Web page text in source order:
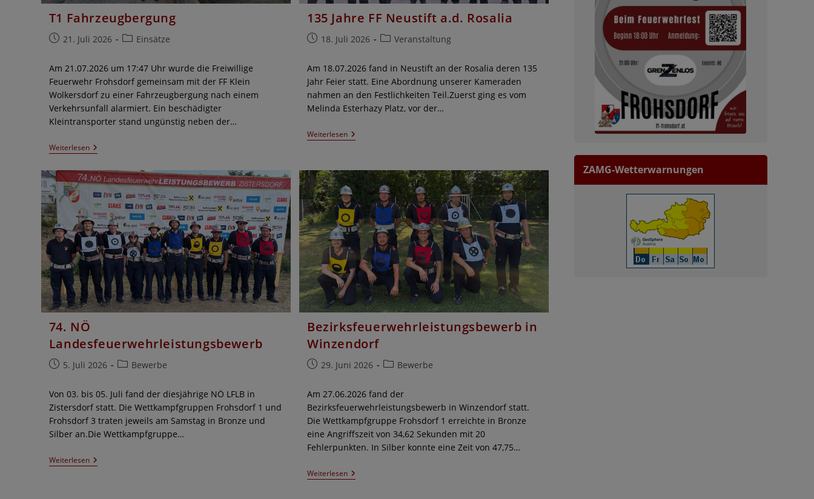
T1 Fahrzeugbergung
Beitrag21. Juli 2026
Beitrags-
Einsätze
Am 21.07.2026 um 17:47 Uhr wurde die Freiwillige
Feuerwehr Frohsdorf gemeinsam mit der FF Klein
Wolkersdorf zu einer Fahrzeugbergung nach einem
Verkehrsunfall alarmiert. Ein beschädigter
Kleintransporter stand ungünstig neben der…
WeiterlesenT1
Fahrzeugbergung
135 Jahre FF Neustift a.d. Rosalia
Beitrag18. Juli 2026
Beitrags-
Veranstaltung
Am 18.07.2026 fand in Neustift an der Rosalia deren 135
Jahr Feier statt. Eine Abordnung unserer Kameraden
nahmen an den Festlichkeiten Teil.Zuerst ging es vom
Melinda Esterhazy Platz, vor der…
Weiterlesen135
Jahre
A.d.
Rosalia
74. NÖ
Landesfeuerwehrleistungsbewerb
Beitrag5. Juli 2026
Beitrags-
Bewerbe
Von 03. bis 05. Juli fand der diesjährige NÖ LFLB in
Zistersdorf statt. Die Wettkampfgruppen Frohsdorf 1 und
Frohsdorf 3 traten jeweils am Samstag in Bronze und
Silber an.Die Wettkampfgruppe…
Weiterlesen74.
NÖ
Bezirksfeuerwehrleistungsbewerb in
Winzendorf
Beitrag29. Juni 2026
Beitrags-
Bewerbe
Am 27.06.2026 fand der
Bezirksfeuerwehrleistungsbewerb in Winzendorf statt.
Die Wettkampfgruppe Frohsdorf 1 erreichte in Bronze
eine Angriffszeit von 34,62 Sekunden mit 20
Fehlerpunkten. In Silber konnte eine Zeit von 47,75…
WeiterlesenBezirksfeuerwehrleistungsbewerb
In
ZAMG-Wetterwarnungen